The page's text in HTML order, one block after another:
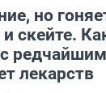
но
скейте.
лекарств